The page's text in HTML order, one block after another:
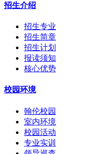
招生介绍
招生专业
招生简章
招生计划
报读须知
核心优势
校园环境
翰伦校园
室内环境
校园活动
专业实训